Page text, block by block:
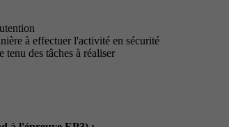
à effectuer l'activité en sécurité
des tâches à réaliser